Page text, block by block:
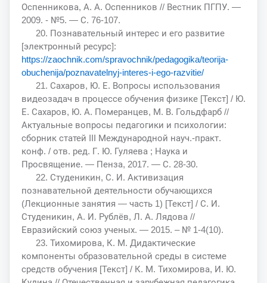
Оспенникова, А. А. Оспенников // Вестник ПГПУ. —
2009. - №5. — С. 76-107.
20. Познавательный интерес и его развитие
[электронный ресурс]:
https://zaochnik.com/spravochnik/pedagogika/teorija-
obuchenija/poznavatelnyj-interes-i-ego-razvitie/
21. Сахаров, Ю. Е. Вопросы использования
видеозадач в процессе обучения физике [Текст] / Ю.
Е. Сахаров, Ю. А. Померанцев, М. В. Гольдфарб //
Актуальные вопросы педагогики и психологии:
сборник статей III Международной науч.-практ.
конф. / отв. ред. Г. Ю. Гуляева ; Наука и
Просвящение. — Пенза, 2017. — С. 28-30.
22. Студеникин, С. И. Активизация
познавательной деятельности обучающихся
(Лекционные занятия — часть 1) [Текст] / С. И.
Студеникин, А. И. Рублёв, Л. А. Лядова //
Евразийский союз ученых. — 2015. – № 1-4(10).
23. Тихомирова, К. М. Дидактические
компоненты образовательной среды в системе
средств обучения [Текст] / К. М. Тихомирова, И. Ю.